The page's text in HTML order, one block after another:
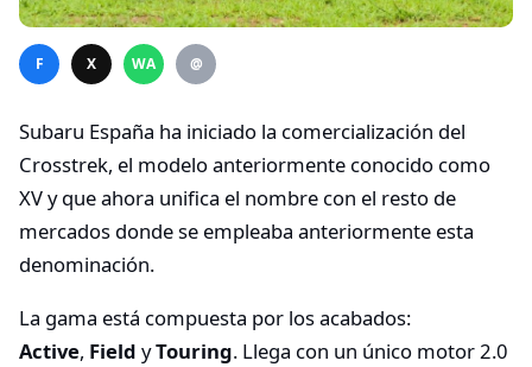
F X WA @
Subaru España ha iniciado la comercialización del
Crosstrek, el modelo anteriormente conocido como
XV y que ahora unifica el nombre con el resto de
mercados donde se empleaba anteriormente esta
denominación.
La gama está compuesta por los acabados:
Active, Field yTouring. Llega con un único motor 2.0